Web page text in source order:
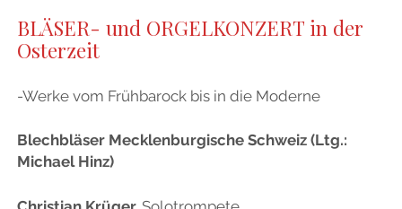
BLÄSER- und ORGELKONZERT in der
Osterzeit
-Werke vom Frühbarock bis in die Moderne
Blechbläser Mecklenburgische Schweiz (Ltg.:
Michael Hinz)